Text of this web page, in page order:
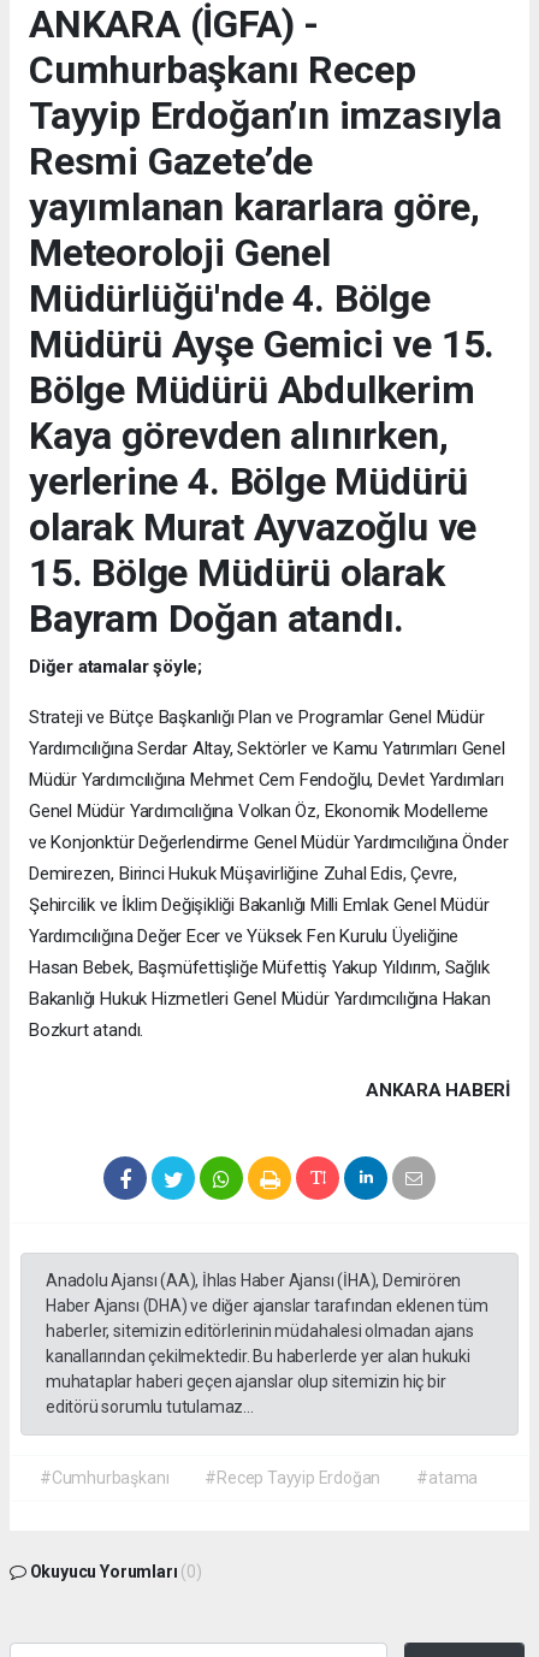
ANKARA (İGFA) -
Cumhurbaşkanı Recep
Tayyip Erdoğan’ın imzasıyla
Resmi Gazete’de
yayımlanan kararlara göre,
Meteoroloji Genel
Müdürlüğü'nde 4. Bölge
Müdürü Ayşe Gemici ve 15.
Bölge Müdürü Abdulkerim
Kaya görevden alınırken,
yerlerine 4. Bölge Müdürü
olarak Murat Ayvazoğlu ve
15. Bölge Müdürü olarak
Bayram Doğan atandı.
Diğer atamalar şöyle;
Strateji ve Bütçe Başkanlığı Plan ve Programlar Genel Müdür
Yardımcılığına Serdar Altay, Sektörler ve Kamu Yatırımları Genel
Müdür Yardımcılığına Mehmet Cem Fendoğlu, Devlet Yardımları
Genel Müdür Yardımcılığına Volkan Öz, Ekonomik Modelleme
ve Konjonktür Değerlendirme Genel Müdür Yardımcılığına Önder
Demirezen, Birinci Hukuk Müşavirliğine Zuhal Edis, Çevre,
Şehircilik ve İklim Değişikliği Bakanlığı Milli Emlak Genel Müdür
Yardımcılığına Değer Ecer ve Yüksek Fen Kurulu Üyeliğine
Hasan Bebek, Başmüfettişliğe Müfettiş Yakup Yıldırım, Sağlık
Bakanlığı Hukuk Hizmetleri Genel Müdür Yardımcılığına Hakan
Bozkurt atandı.
ANKARA HABERİ
Anadolu Ajansı (AA), İhlas Haber Ajansı (İHA), Demirören
Haber Ajansı (DHA) ve diğer ajanslar tarafından eklenen tüm
haberler, sitemizin editörlerinin müdahalesi olmadan ajans
kanallarından çekilmektedir. Bu haberlerde yer alan hukuki
muhataplar haberi geçen ajanslar olup sitemizin hiç bir
editörü sorumlu tutulamaz...
#Cumhurbaşkanı #Recep Tayyip Erdoğan #atama
Okuyucu Yorumları (0)